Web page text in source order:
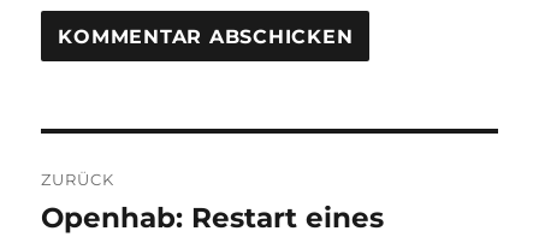
ZURÜCK
Vorheriger
Openhab: Restart eines